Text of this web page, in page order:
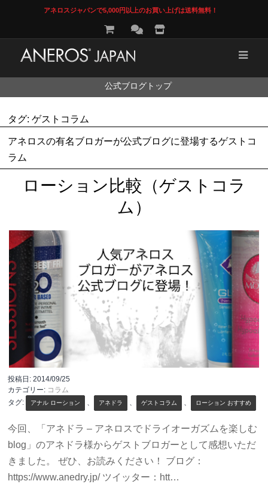
アネロスジャパンで5,000円以上のお買い上げは送料無料！
ツ
ッ
公式ブログトップ
タグ:ゲストコラム
アネロスの有名ブロガーが公式ブログに登場するゲストコ
ラム
ローション比較（ゲストコラ
ム）
投稿日:2014/09/25
カテゴリー: コラム
タグ:
アナル ローション 、 アネドラ 、 ゲストコラム 、 ローション おすすめ
今回、「アネドラ – アネロスでドライオーガズムを楽しむ
blog」のアネドラ様からゲストブロガーとして感想いただ
きました。 ぜひ、お読みください！ ブログ：
https://www.anedry.jp/ ツイッター：htt…